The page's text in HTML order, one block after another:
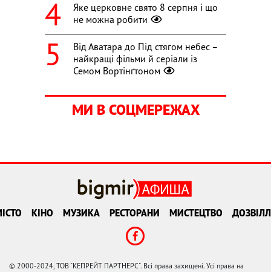
Яке церковне свято 8 серпня і що
не можна робити
Від Аватара до Під стягом небес –
найкращі фільми й серіали із
Семом Вортінґтоном
МИ В СОЦМЕРЕЖАХ
КІНО МУЗИКА РЕСТОРАНИ МИСТЕЦТВО
© 2000-2024, ТОВ "КЕПРЕЙТ ПАРТНЕРС". Всі права захищені. Усі права на